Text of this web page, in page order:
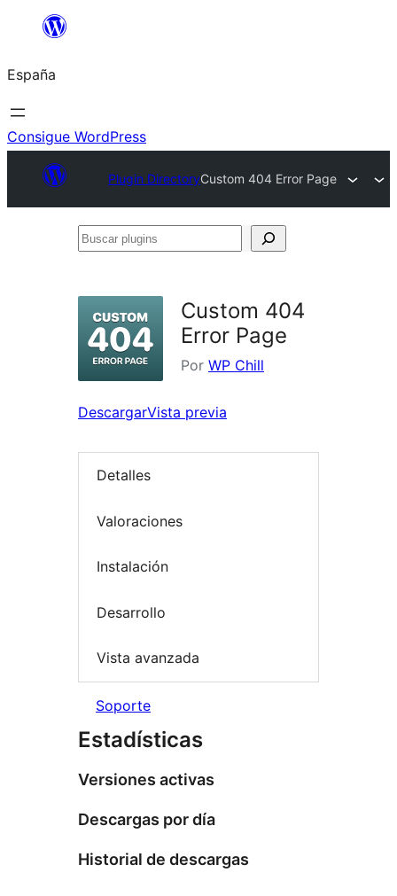
Saltar
contenido
España
Consigue WordPress
Plugin DirectoryCustom 404 Error Page
Buscar
Custom 404
Error Page
Por WP Chill
DescargarVista previa
Detalles
Valoraciones
Instalación
Desarrollo
Vista avanzada
Soporte
Estadísticas
Versiones activas
Descargas por día
Historial de descargas